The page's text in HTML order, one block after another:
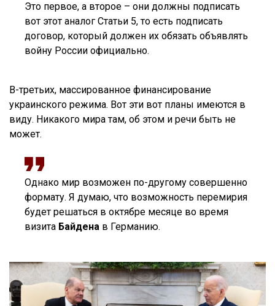
Это первое, а второе – они должны подписать
вот этот аналог Статьи 5, то есть подписать
договор, который должен их обязать объявлять
войну России официально.
В-третьих, массированное финансирование
украинского режима. Вот эти вот планы имеются в
виду. Никакого мира там, об этом и речи быть не
может.
Однако мир возможен по-другому совершенно
формату. Я думаю, что возможность перемирия
будет решаться в октябре месяце во время
визита Байдена в Германию.